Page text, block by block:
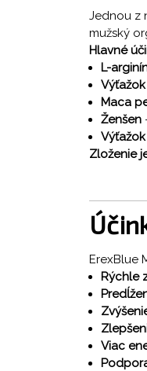
Jednou z
mužský
Hlavné
L-
Maca
Ženšen
Zloženie
ErexBlue
Rýchle
Viac